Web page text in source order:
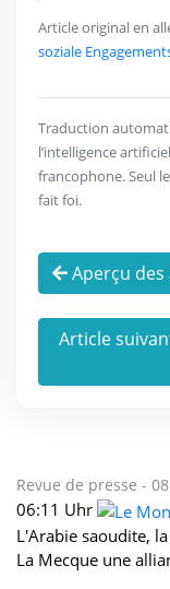
Article original en
soziale
Traduction
l’intelligence
francophone. Seul
fait foi.
Aperçu
Article
Revue de presse -
06:11 Uhr
L'Arabie saoudite,
La Mecque une